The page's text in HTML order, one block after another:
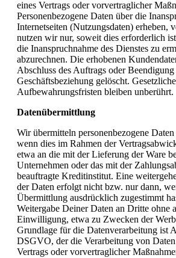
eines Vertrags oder vorvertraglicher
Personenbezogene Daten über die
Internetseiten (Nutzungsdaten) erheben,
nutzen wir nur, soweit dies erforderlich
die Inanspruchnahme des Dienstes zu
abzurechnen. Die erhobenen
Abschluss des Auftrags oder Beendigung
Geschäftsbeziehung gelöscht. Gesetzliche
Aufbewahrungsfristen bleiben unberührt.
Datenübermittlung
Wir übermitteln personenbezogene
wenn dies im Rahmen der
etwa an die mit der Lieferung der Ware
Unternehmen oder das mit der
beauftragte Kreditinstitut. Eine
der Daten erfolgt nicht bzw. nur dann,
Übermittlung ausdrücklich zugestimmt
Weitergabe Deiner Daten an Dritte ohne
Einwilligung, etwa zu Zwecken der
Grundlage für die Datenverarbeitung ist
DSGVO, der die Verarbeitung von
Vertrags oder vorvertraglicher